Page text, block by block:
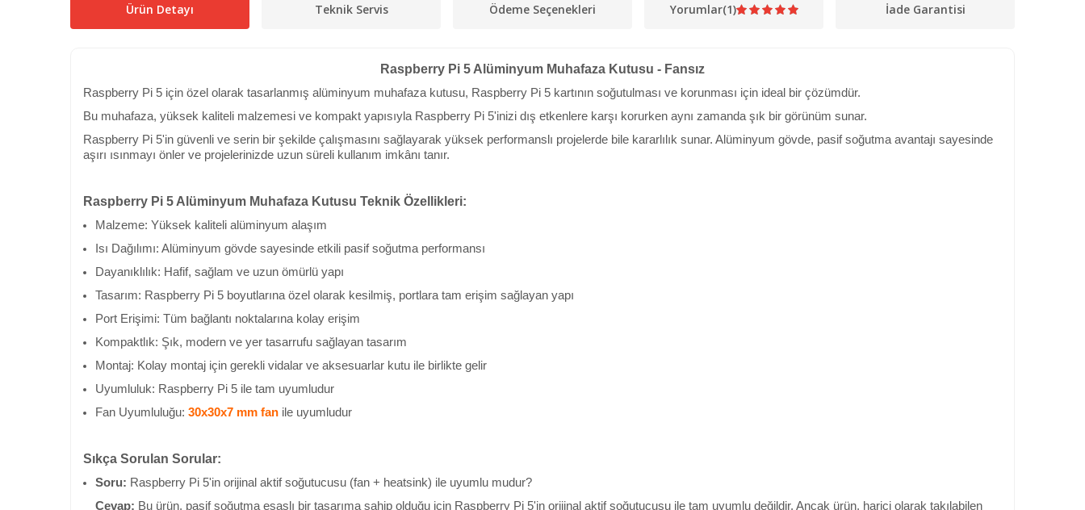
Ürün Detayı Teknik Servis Ödeme Seçenekleri Yorumlar(1) İade Garantisi
Raspberry Pi 5 Alüminyum Muhafaza Kutusu - Fansız
Raspberry Pi 5 için özel olarak tasarlanmış alüminyum muhafaza kutusu, Raspberry Pi 5 kartının soğutulması ve korunması için ideal bir çözümdür.
Bu muhafaza, yüksek kaliteli malzemesi ve kompakt yapısıyla Raspberry Pi 5'inizi dış etkenlere karşı korurken aynı zamanda şık bir görünüm sunar.
Raspberry Pi 5'in güvenli ve serin bir şekilde çalışmasını sağlayarak yüksek performanslı projelerde bile kararlılık sunar. Alüminyum gövde, pasif soğutma avantajı sayesinde
aşırı ısınmayı önler ve projelerinizde uzun süreli kullanım imkânı tanır.
Raspberry Pi 5 Alüminyum Muhafaza Kutusu Teknik Özellikleri:
Malzeme: Yüksek kaliteli alüminyum alaşım
Isı Dağılımı: Alüminyum gövde sayesinde etkili pasif soğutma performansı
Dayanıklılık: Hafif, sağlam ve uzun ömürlü yapı
Tasarım: Raspberry Pi 5 boyutlarına özel olarak kesilmiş, portlara tam erişim sağlayan yapı
Port Erişimi: Tüm bağlantı noktalarına kolay erişim
Kompaktlık: Şık, modern ve yer tasarrufu sağlayan tasarım
Montaj: Kolay montaj için gerekli vidalar ve aksesuarlar kutu ile birlikte gelir
Uyumluluk: Raspberry Pi 5 ile tam uyumludur
Fan Uyumluluğu: 30x30x7 mm fan ile uyumludur
Sıkça Sorulan Sorular:
Soru: Raspberry Pi 5'in orijinal aktif soğutucusu (fan + heatsink) ile uyumlu mudur?
Cevap: Bu ürün, pasif soğutma esaslı bir tasarıma sahip olduğu için Raspberry Pi 5'in orijinal aktif soğutucusu ile tam uyumlu değildir. Ancak ürün, harici olarak takılabilen